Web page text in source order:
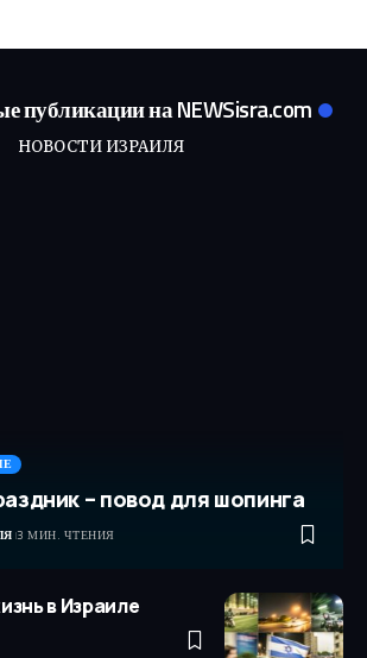
публикации на NEWSisra.com
НОВОСТИ ИЗРАИЛЯ
– повод для шопинга
3 МИН. ЧТЕНИЯ
в Израиле